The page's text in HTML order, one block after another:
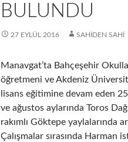
BULUNDU
27 EYLÜL 2016 SAHIDEN SAHI
Manavgat’ta Bahçeşehir
öğretmeni ve Akdeniz
lisans eğitimine devam eden
ve ağustos aylarında Toros
rakımlı Göktepe yaylalarında
Çalışmalar sırasında Harman